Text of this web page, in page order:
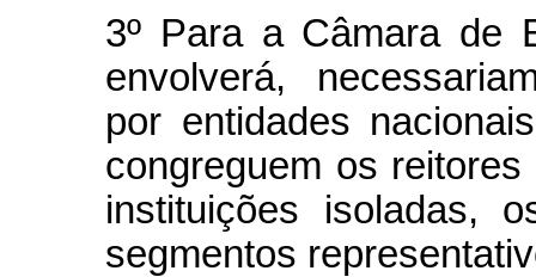
3º Para a Câmara de
envolverá,
por entidades
congreguem os
instituições isoladas,
segmentos